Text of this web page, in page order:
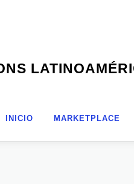
INICIO MARKETPLACE